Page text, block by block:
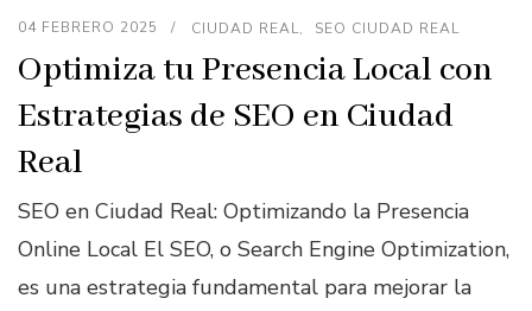
04 FEBRERO 2025 CIUDAD REAL SEO CIUDAD REAL
Optimiza tu Presencia Local con
Estrategias de SEO en Ciudad
Real
SEO en Ciudad Real: Optimizando la Presencia
Online Local El SEO, o Search Engine Optimization,
es una estrategia fundamental para mejorar la